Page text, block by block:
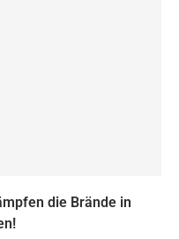
die Brände in